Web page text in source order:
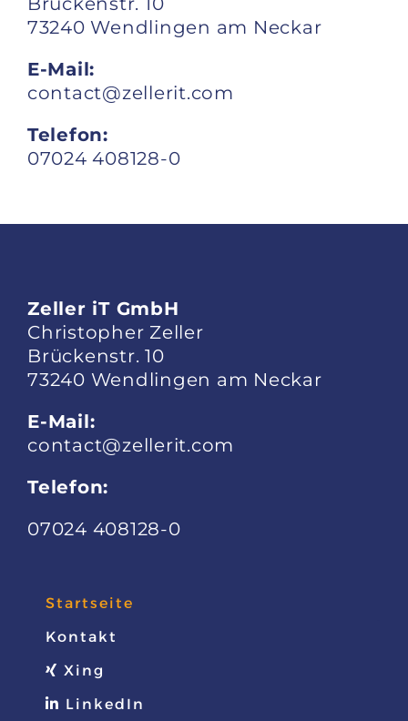
Zeller iT GmbH
Christopher Zeller
Brückenstr. 10
73240 Wendlingen am Neckar
E-Mail:
contact@zellerit.com
Zeller iT GmbH
Christopher Zeller
Brückenstr. 10
73240 Wendlingen am Neckar
E-Mail:
contact@zellerit.com
Startseite
Kontakt